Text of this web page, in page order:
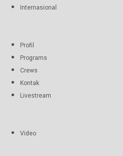
Internasional
Profil
Programs
Crews
Kontak
Livestream
Video